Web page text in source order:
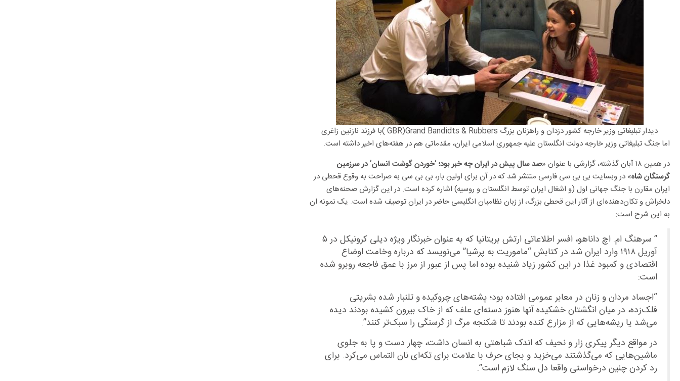
دیدار تبلیغاتی وزیر خارجه کشور دزدان و راهزنان بزرگ GBR)Grand Bandidts & Rubbers )با فرزند نازنین زاغری
اما جنگ تبلیغاتی وزیر خارجه دولت انگلستان علیه جمهوری اسلامی ایران، مقدماتی هم در هفته‌های اخیر داشته است.
در همین ۱۸ آبان گذشته، گزارشی با عنوان «
صد سال پیش در ایران چه خبر بود؛ ‘خوردن گوشت انسان’ در سرزمین
گرسنگان شاه» در وبسایت بی بی سی فارسی منتشر شد که در آن برای اولین بار، بی بی سی به صراحت به وقوع قحطی در
ایران مقارن با جنگ جهانی اول (و اشغال ایران توسط انگلستان و روسیه) اشاره کرده است. در این گزارش صحنه‌های
دلخراش و تکان‌دهنده‌ای از آثار این قحطی بزرگ، از زبان نظامیان انگلیسی حاضر در ایران توصیف شده است. یک نمونه ان
به این شرح است:
” سرهنگ ام. اچ داناهو، افسر اطلاعاتی ارتش بریتانیا که به عنوان خبرنگار ویژه دیلی کرونیکل در ۵
آوریل ۱۹۱۸ وارد ایران شد در کتابش “ماموریت به پرشیا” می‌نویسد که درباره وخامت اوضاع
اقتصادی و کمبود غذا در این کشور زیاد شنیده بوده اما پس از عبور از مرز با عمق فاجعه روبرو شده
است:
“اجساد مردان و زنان در معابر عمومی افتاده بود؛ پشته‌های چروکیده و تلنبار شده بشریتی
فلک‌زده، در میان انگشتان خشکیده آنها هنوز دسته‌ای علف که از خاک بیرون کشیده بودند دیده
می‌شد یا ریشه‌هایی که از مزارع کنده بودند تا شکنجه مرگ از گرسنگی را سبک‌تر کنند.”
در مواقع دیگر پیکری زار و نحیف که اندک شباهتی به انسان داشت، چهار دست و پا به جلوی
ماشین‌هایی که می‌گذشتند می‌خزید و بجای حرف با علامت برای تکه‌ای نان التماس می‌کرد. برای
رد کردن چنین درخواستی واقعا دل سنگ لازم است.”